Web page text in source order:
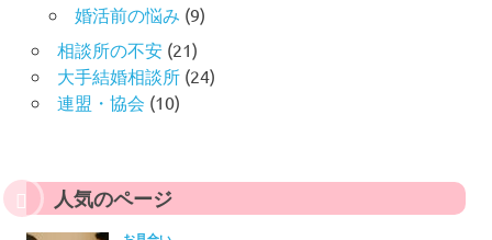
婚活前の悩み (9)
相談所の不安(21)
大手結婚相談所(24)
連盟・協会 (10)
人気のページ